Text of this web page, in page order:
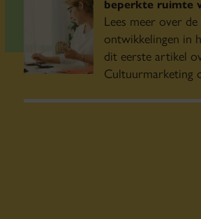
beperkte ruimte
Lees meer over
ontwikkelingen in
dit eerste artikel
Cultuurmarketing